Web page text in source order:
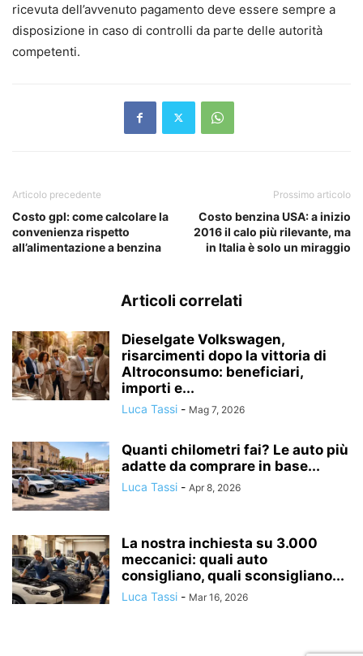
ricevuta dell’avvenuto pagamento deve essere sempre a
disposizione in caso di controlli da parte delle autorità
competenti.
Articolo precedente
Costo gpl: come calcolare la
convenienza rispetto
all’alimentazione a benzina
Prossimo articolo
Costo benzina USA: a inizio
2016 il calo più rilevante, ma
in Italia è solo un miraggio
Articoli correlati
Dieselgate Volkswagen,
risarcimenti dopo la vittoria di
Altroconsumo: beneficiari,
importi e...
Luca Tassi - Mag 7, 2026
Quanti chilometri fai? Le auto più
adatte da comprare in base...
Luca Tassi - Apr 8, 2026
La nostra inchiesta su 3.000
meccanici: quali auto
consigliano, quali sconsigliano...
Luca Tassi - Mar 16, 2026